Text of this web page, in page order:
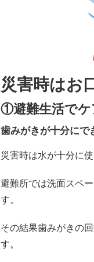
災害時はお
①避難生活でケ
歯みがきが十分にで
災害時は水が十分に
避難所では洗面スペ
す。
その結果歯みがきの
す。